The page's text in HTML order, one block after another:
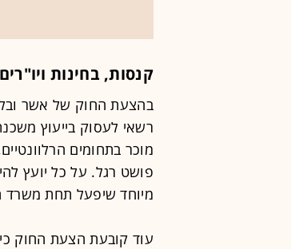
קנסות, בחינות ויו"רים
בהצעת החוק של אשר
רשאי לעסוק בייעוץ
מוכר בתחומים
פושט רגל. על כל יועץ
מיוחד שיפעל תחת
עוד קובעת הצעת החוק